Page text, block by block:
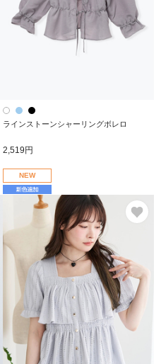
ラインストーンシャーリングボレロ
2,519円
お気に入り
NEW